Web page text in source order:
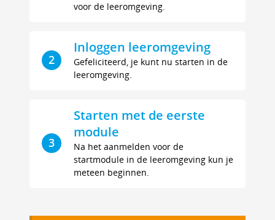
voor de leeromgeving.
2
Inloggen leeromgeving
Gefeliciteerd, je kunt nu starten in de
leeromgeving.
3
Starten met de eerste
module
Na het aanmelden voor de
startmodule in de leeromgeving kun je
meteen beginnen.